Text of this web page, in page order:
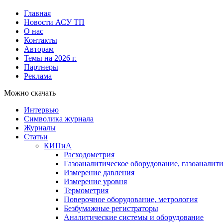
Главная
Новости АСУ ТП
О нас
Контакты
Авторам
Темы на 2026 г.
Партнеры
Реклама
Можно скачать
Интервью
Символика журнала
Журналы
Статьи
КИПиА
Расходометрия
Газоаналитическое оборудование,
Измерение давления
Измерение уровня
Термометрия
Поверочное оборудование, метрология
Безбумажные регистраторы
Аналитические системы и оборудование